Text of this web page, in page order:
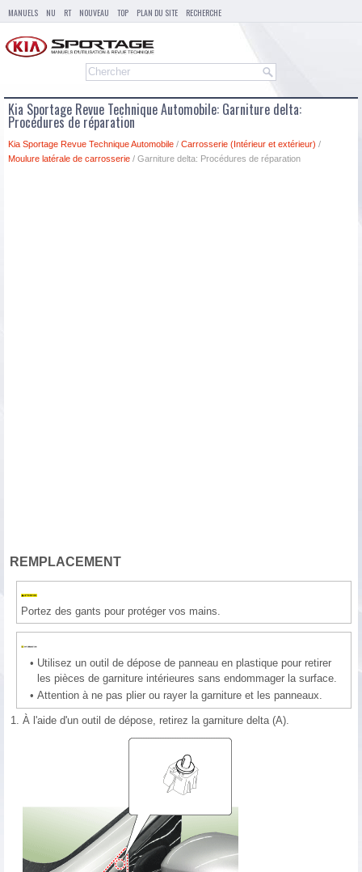
MANUELS NU RT NOUVEAU TOP PLAN DU SITE RECHERCHE
Kia Sportage Revue Technique Automobile: Garniture delta:
Procédures de réparation
Kia Sportage Revue Technique Automobile / Carrosserie (Intérieur et extérieur) /
Moulure latérale de carrosserie / Garniture delta: Procédures de réparation
REMPLACEMENT
Portez des gants pour protéger vos mains.
• Utilisez un outil de dépose de panneau en plastique pour retirer
les pièces de garniture intérieures sans endommager la surface.
• Attention à ne pas plier ou rayer la garniture et les panneaux.
1. À l'aide d'un outil de dépose, retirez la garniture delta (A).